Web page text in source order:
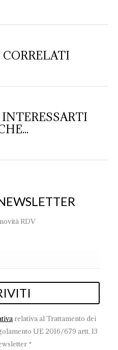
RDV
relativa al Trattamento dei
UE 2016/679 artt. 13
*